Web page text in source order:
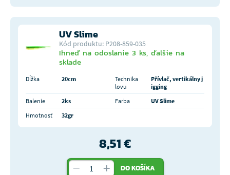
UV Slime
Kód produktu: P208-859-035
Ihneď na odoslanie 3 ks, ďalšie na
sklade
Dĺžka 20cm
Technika
lovu
Přívlač, vertikálny j
igging
Balenie
2ks Farba
UV Slime
Hmotnosť
32gr
8,51 €
DO KOŠÍKA